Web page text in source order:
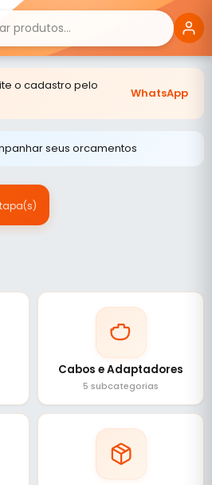
o cadastro pelo
WhatsApp
seus orcamentos
Cabos e Adaptadores
5 subcategorias